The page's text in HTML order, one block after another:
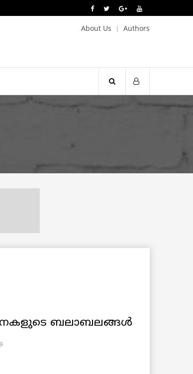
About Us Authors
ബലാബലങ്ങൾ